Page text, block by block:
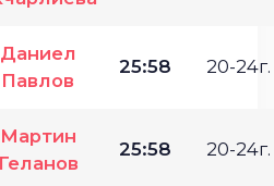
Даниел
Павлов
25:58 20-24г.
Мартин
Геланов
25:58 20-24г.